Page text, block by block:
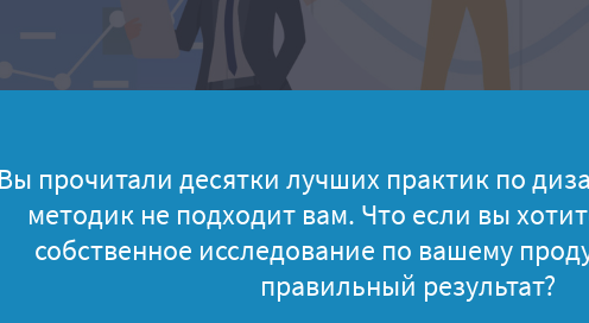
Вы прочитали десятки лучших практик по
методик не подходит вам. Что если вы
собственное исследование по вашему
правильный результат?